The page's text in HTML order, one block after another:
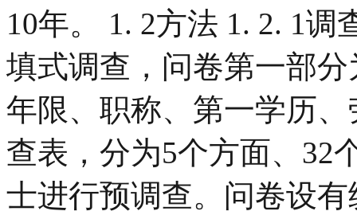
10年。 1. 2方法 1. 2. 1
填式调查，问卷第一部
年限、职称、第一学历
查表，分为5个方面、32
士进行预调查。问卷设